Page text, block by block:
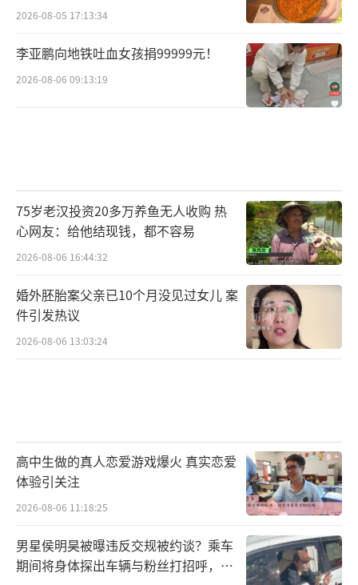
2026-08-05 17:13:34
李亚鹏向地铁吐血女孩捐99999元！
2026-08-06 09:13:19
75岁老汉投资20多万养鱼无人收购 热
心网友：给他结现钱，都不容易
2026-08-06 16:44:32
婚外胚胎案父亲已10个月没见过女儿 案
件引发热议
2026-08-06 13:03:24
高中生做的真人恋爱游戏爆火 真实恋爱
体验引关注
2026-08-06 11:18:25
男星侯明昊被曝违反交规被约谈？乘车
期间将身体探出车辆与粉丝打招呼，当